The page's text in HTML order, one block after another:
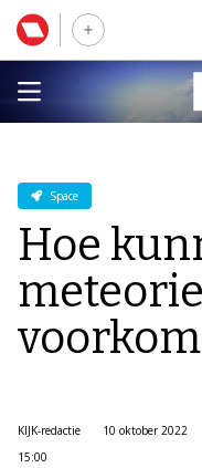
Space
Hoe
KIJK-redactie
10 oktober 2022
15:00